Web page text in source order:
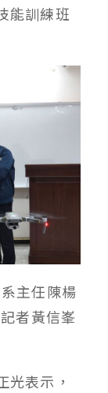
能訓練班
主任陳楊
者黃信峯
光表示，